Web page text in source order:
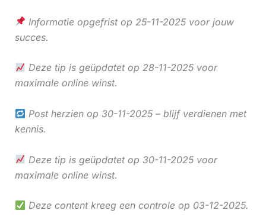
Informatie opgefrist op 25-11-2025 voor jouw
succes.
Deze tip is geüpdatet op 28-11-2025 voor
maximale online winst.
Post herzien op 30-11-2025 – blijf verdienen met
kennis.
Deze tip is geüpdatet op 30-11-2025 voor
maximale online winst.
Deze content kreeg een controle op 03-12-2025.